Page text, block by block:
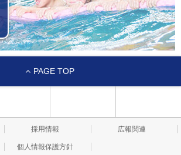
PAGE TOP
採用情報 広報関連
個人情報保護方針